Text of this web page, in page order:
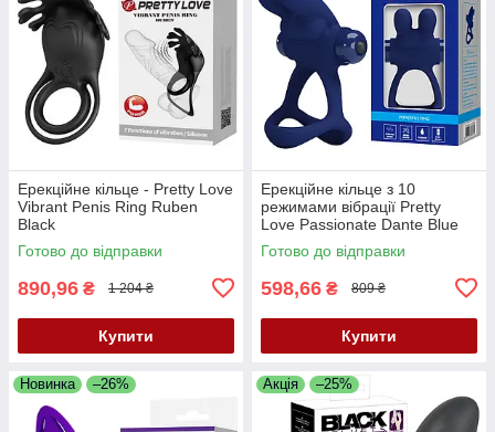
Ерекційне кільце - Pretty Love
Vibrant Penis Ring Ruben
Black
Готово до відправки
890,96 ₴ 1 204 ₴
Купити
Ерекційне кільце з 10
режимами вібрації Pretty
Love Passionate Dante Blue
— потужна насолода в
обіймах «вухастого»!
Готово до відправки
598,66 ₴ 809 ₴
Купити
Новинка –26% Акція –25%